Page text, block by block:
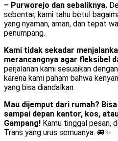
– Purworejo dan sebaliknya.
sebentar, kami tahu betul
yang nyaman, aman, dan tepat
penumpang.
Kami tidak sekadar
merancangnya agar fleksibel
perjalanan kami sesuaikan
karena kami paham bahwa
yang bisa diandalkan.
Mau dijemput dari rumah?
sampai depan kantor, kos,
Gampang! Kamu tinggal pesan,
Trans yang urus semuanya. 🚐✨